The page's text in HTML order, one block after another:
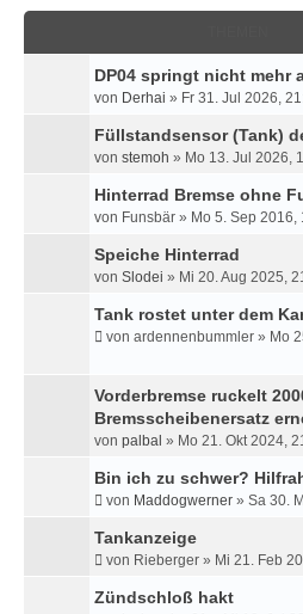
S
C
H
E
DP04 springt nicht mehr
von Derhai » Fr 31. Jul 2026,
Füllstandsensor (Tank)
von stemoh » Mo 13. Jul 2026,
Hinterrad Bremse ohne
von Funsbär » Mo 5. Sep 2016,
Speiche Hinterrad
von Slodei » Mi 20. Aug 2025,
Tank rostet unter dem
von ardennenbummler » Mo
Vorderbremse ruckelt
Bremsscheibenersatz
von palbal » Mo 21. Okt 2024,
Bin ich zu schwer?
von Maddogwerner » Sa 30.
Tankanzeige
von Rieberger » Mi 21. Feb
Zündschloß hakt